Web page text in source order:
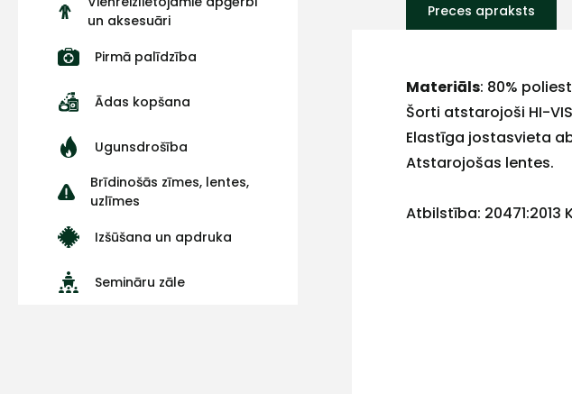
un aksesuāri
Pirmā palīdzība
Ādas kopšana
Ugunsdrošība
Brīdinošās zīmes, lentes,
uzlīmes
Izšūšana un apdruka
Semināru zāle
Preces apraksts
Materiāls: 80%
Šorti atstarojoši HI-VIS
Elastīga jostasvieta
Atstarojošas lentes.
Atbilstība: 20471:2013